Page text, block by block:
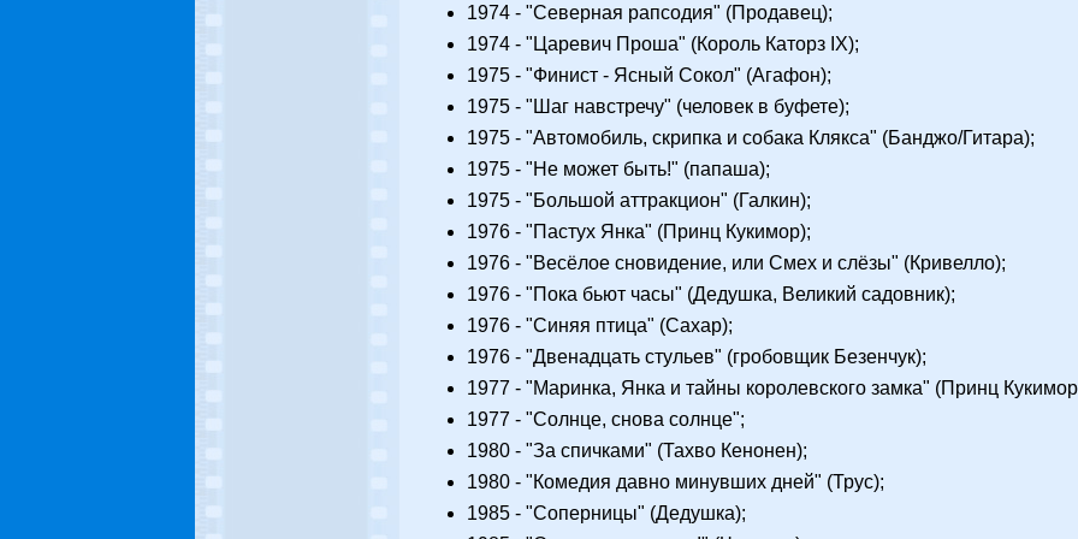
1974 - "Северная рапсодия" (Продавец);
1974 - "Царевич Проша" (Король Каторз IX);
1975 - "Финист - Ясный Сокол" (Агафон);
1975 - "Шаг навстречу" (человек в буфете);
1975 - "Автомобиль, скрипка и собака Клякса" (Банджо/Гитара);
1975 - "Не может быть!" (папаша);
1975 - "Большой аттракцион" (Галкин);
1976 - "Пастух Янка" (Принц Кукимор);
1976 - "Весёлое сновидение, или Смех и слёзы" (Кривелло);
1976 - "Пока бьют часы" (Дедушка, Великий садовник);
1976 - "Синяя птица" (Сахар);
1976 - "Двенадцать стульев" (гробовщик Безенчук);
1977 - "Маринка, Янка и тайны королевского замка" (Принц
1977 - "Солнце, снова солнце";
1980 - "За спичками" (Тахво Кенонен);
1980 - "Комедия давно минувших дней" (Трус);
1985 - "Соперницы" (Дедушка);